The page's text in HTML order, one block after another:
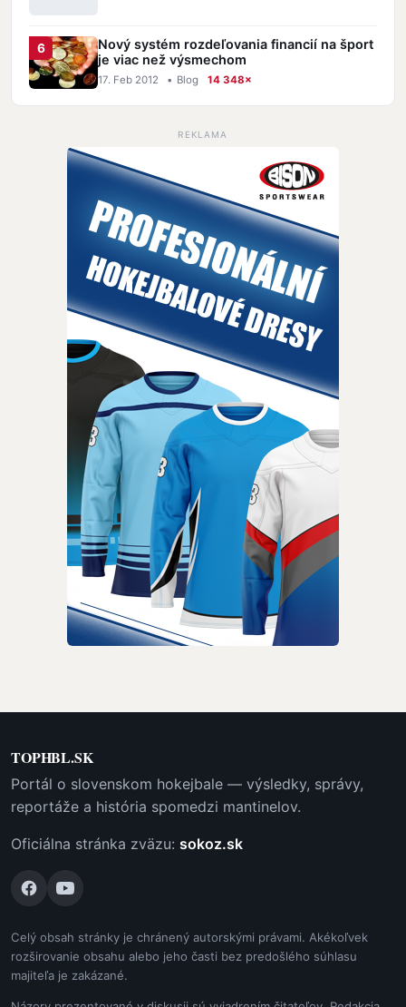
Nový systém rozdeľovania financií na šport
je viac než výsmechom
17. Feb 2012 • Blog 14 348×
REKLAMA
TOPHBL.SK
Portál o slovenskom hokejbale — výsledky, správy,
reportáže a história spomedzi mantinelov.
Oficiálna stránka zväzu: sokoz.sk
Celý obsah stránky je chránený autorskými právami. Akékoľvek
rozširovanie obsahu alebo jeho časti bez predošlého súhlasu
majiteľa je zakázané.